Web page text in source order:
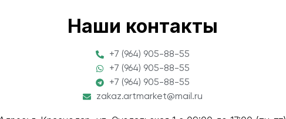
Наши контакты
+7 (964) 905-88-55
+7 (964) 905-88-55
+7 (964) 905-88-55
zakaz.artmarket@mail.ru